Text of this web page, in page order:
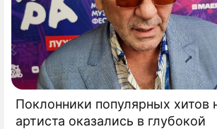
Поклонники популярных хитов
артиста оказались в глубокой